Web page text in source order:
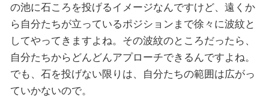
の池に石ころを投げるイメージなんですけど、遠くか
ら自分たちが立っているポジションまで徐々に波紋と
してやってきますよね。その波紋のところだったら、
自分たちからどんどんアプローチできるんですよね。
でも、石を投げない限りは、自分たちの範囲は広がっ
ていかないので。